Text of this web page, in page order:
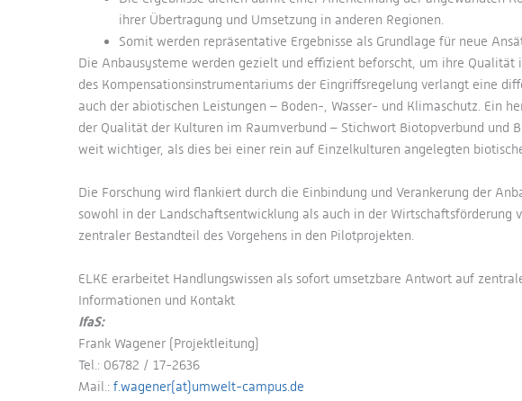
ihrer Übertragung und Umsetzung in anderen Regionen.
Somit werden repräsentative Ergebnisse als Grundlage für neue
Die Anbausysteme werden gezielt und effizient beforscht, um ihre
des Kompensationsinstrumentariums der Eingriffsregelung verlangt eine
auch der abiotischen Leistungen – Boden-, Wasser- und Klimaschutz. Ein
der Qualität der Kulturen im Raumverbund – Stichwort Biotopverbund und
weit wichtiger, als dies bei einer rein auf Einzelkulturen angelegten
Die Forschung wird flankiert durch die Einbindung und Verankerung der
sowohl in der Landschaftsentwicklung als auch in der Wirtschaftsförderung
zentraler Bestandteil des Vorgehens in den Pilotprojekten.
ELKE erarbeitet Handlungswissen als sofort umsetzbare Antwort auf
Informationen und Kontakt
IfaS:
Frank Wagener (Projektleitung)
Tel.: 06782 / 17-2636
Mail.: f.wagener(at)umwelt-campus.de